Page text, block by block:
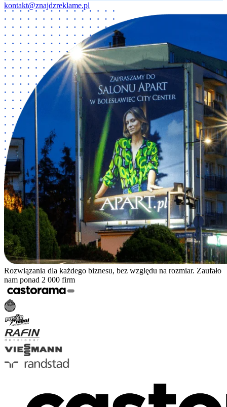
kontakt@znajdzreklame.pl
Rozwiązania dla każdego biznesu, bez względu na rozmiar. Zaufało
nam ponad 2 000 firm